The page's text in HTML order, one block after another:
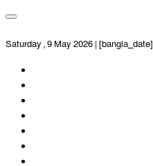
Saturday , 9 May 2026 | [bangla_date]